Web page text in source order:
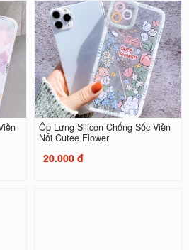
Ốp Lưng Silicon Chống Sốc Viền
Nổi Cutee Flower
20.000 đ